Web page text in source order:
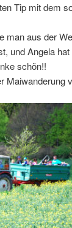
Tip mit dem
man aus der
und Angela
schön!!
Maiwanderung